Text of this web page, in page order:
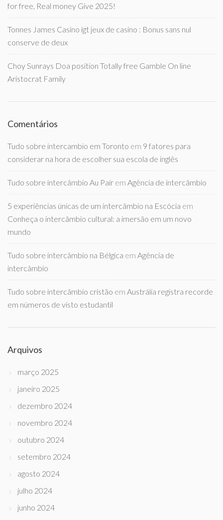
for free, Real money Give 2025!
Tonnes James Casino igt jeux de casino : Bonus sans nul
conserve de deux
Choy Sunrays Doa position Totally free Gamble On line
Aristocrat Family
Comentários
Tudo sobre intercambio em Toronto em 9 fatores para
considerar na hora de escolher sua escola de inglês
Tudo sobre intercâmbio Au Pair em Agência de intercâmbio
5 experiências únicas de um intercâmbio na Escócia em
Conheça o intercâmbio cultural: a imersão em um novo
mundo
Tudo sobre intercâmbio na Bélgica em Agência de
intercâmbio
Tudo sobre intercâmbio cristão em Austrália registra recorde
em números de visto estudantil
Arquivos
março 2025
janeiro 2025
dezembro 2024
novembro 2024
outubro 2024
setembro 2024
agosto 2024
julho 2024
junho 2024